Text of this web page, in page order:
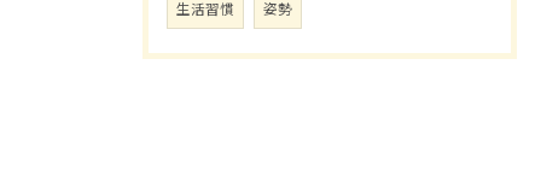
生活習慣 姿勢